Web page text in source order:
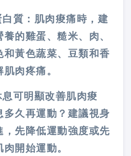
質：肌肉痠痛時，建
的雞蛋、糙米、肉、
和黃色蔬菜、豆類和香
肉疼痛。
可明顯改善肌肉痠
多久再運動？建議視身
，先降低運動強度或先
開始運動。